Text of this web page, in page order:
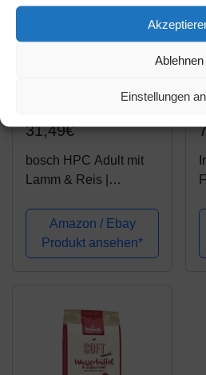
Ablehnen
Einstellungen
31,49€
bosch HPC Adult mit
Lamm & Reis |
ausgewachsene
Hunde aller Rassen, 1
x 15 kg
Amazon / Ebay
Produkt ansehen*